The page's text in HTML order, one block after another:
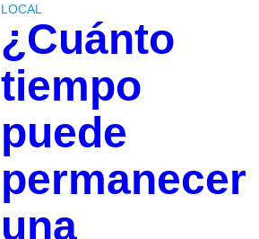
LOCAL
¿Cuánto
tiempo
puede
permanecer
una